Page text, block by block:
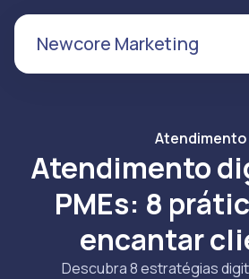
Newcore Marketing
Atendimento
Atendimento
PMEs: 8
encantar
Descubra 8 estratégias